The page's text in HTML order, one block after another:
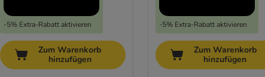
-5% Extra-Rabatt aktivieren
Zum Warenkorb
hinzufügen
-5% Extra-Rabatt aktivieren
Zum Warenkorb
hinzufügen